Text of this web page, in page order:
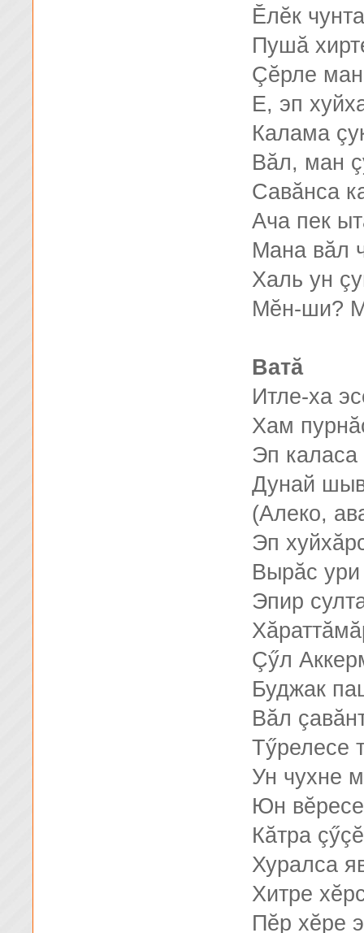
Ĕлĕк
Пушă
Çĕрле
Е, эп
Калама
Вăл, ман
Савăнса
Ача пек
Мана вăл
Халь ун
Мĕн-ши?
Ватă
Итле-ха
Хам
Эп каласа
Дунай
(Алеко,
Эп
Вырăс ури
Эпир
Çӳл
Буджак
Вăл
Тӳрелесе
Ун чухне
Юн
Кăтра
Хуралса
Хитре
Пĕр хĕре